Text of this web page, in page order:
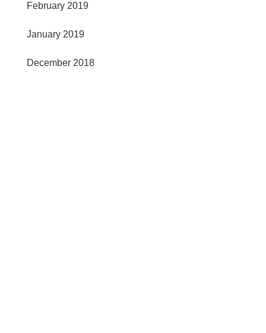
February 2019
January 2019
December 2018